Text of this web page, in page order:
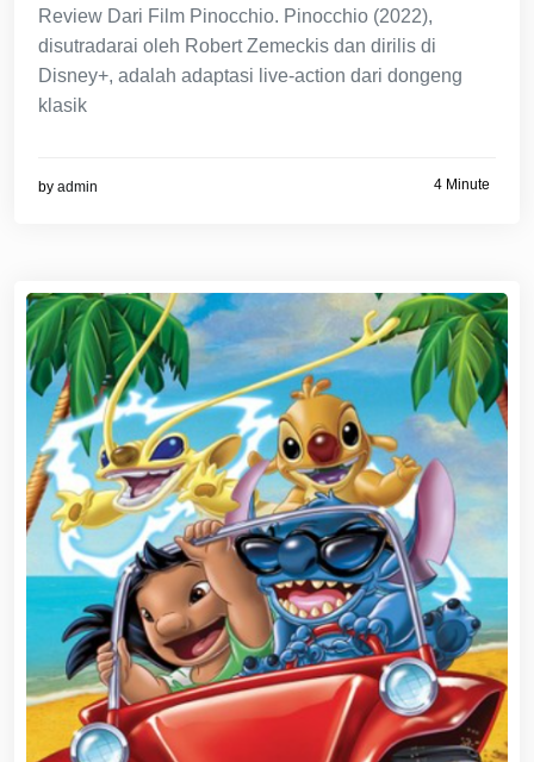
Review Dari Film Pinocchio. Pinocchio (2022),
disutradarai oleh Robert Zemeckis dan dirilis di
Disney+, adalah adaptasi live-action dari dongeng
klasik
by admin 4 Minute